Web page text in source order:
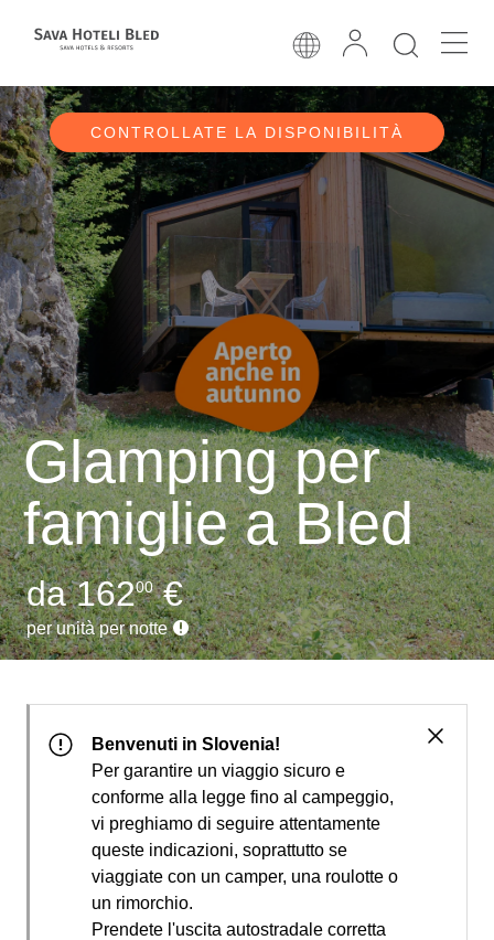
CONTROLLATE LA DISPONIBILITÀ
Glamping per
famiglie a Bled
da 16200€
per unità per notte
Benvenuti in Slovenia!
Per garantire un viaggio sicuro e
conforme alla legge fino al campeggio,
vi preghiamo di seguire attentamente
queste indicazioni, soprattutto se
viaggiate con un camper, una roulotte o
un rimorchio.
Prendete l'uscita autostradale corretta